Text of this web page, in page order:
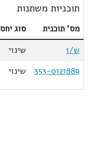
תוכניות משתנות
מס' תוכנית סוג יחס
ש/1
שינוי
353-0121889
שינוי